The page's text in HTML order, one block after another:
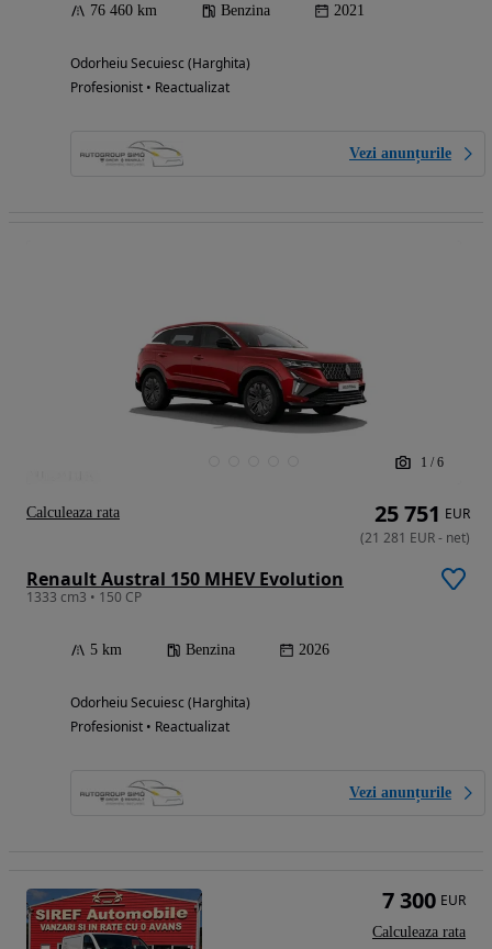
76 460 km Benzina 2021
Odorheiu Secuiesc (Harghita)
Profesionist • Reactualizat
Vezi anunțurile
1 / 6
Renault Austral 150 MHEV Evolution
1333 cm3 • 150 CP
5 km Benzina 2026
Odorheiu Secuiesc (Harghita)
Profesionist • Reactualizat
Vezi anunțurile
25 751 EUR
(21 281 EUR- net)
Calculeaza rata
7 300 EUR
Calculeaza rata